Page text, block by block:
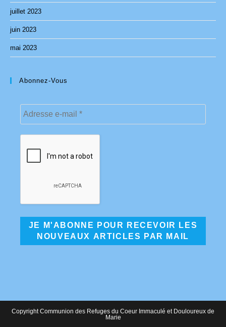
juillet 2023
juin 2023
mai 2023
Abonnez-Vous
Copyright Communion des Refuges du Coeur Immaculé et Douloureux de
Marie